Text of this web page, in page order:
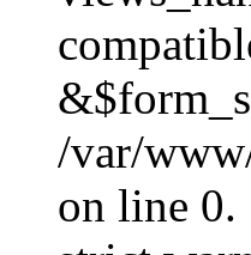
/var/
on line 0.